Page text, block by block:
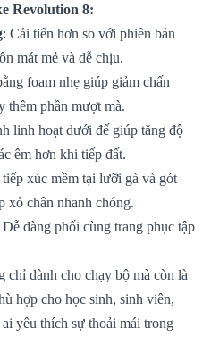
Revolution 8:
: Cải tiến hơn so với phiên bản
mát mẻ và dễ chịu.
foam nhẹ giúp giảm chấn
thêm phần mượt mà.
linh hoạt dưới đế giúp tăng độ
êm hơn khi tiếp đất.
tiếp xúc mềm tại lưỡi gà và gót
xỏ chân nhanh chóng.
Dễ dàng phối cùng trang phục tập
chỉ dành cho chạy bộ mà còn là
hợp cho học sinh, sinh viên,
yêu thích sự thoải mái trong